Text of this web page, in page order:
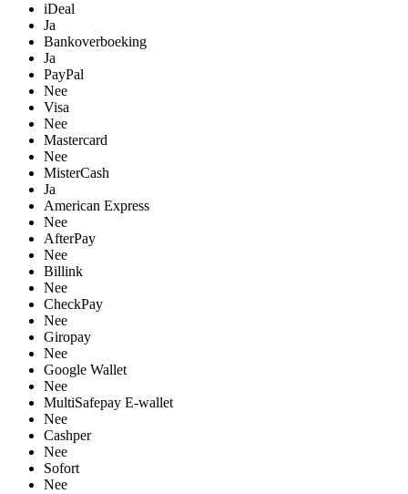
iDeal
Ja
Bankoverboeking
Ja
PayPal
Nee
Visa
Nee
Mastercard
Nee
MisterCash
Ja
American Express
Nee
AfterPay
Nee
Billink
Nee
CheckPay
Nee
Giropay
Nee
Google Wallet
Nee
MultiSafepay E-wallet
Nee
Cashper
Nee
Sofort
Nee